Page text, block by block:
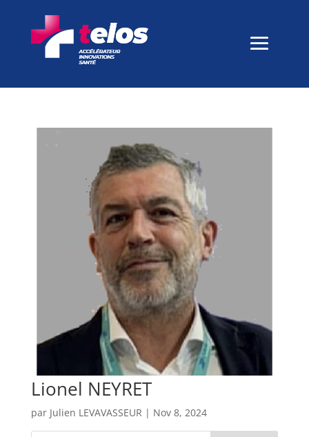
Lionel NEYRET
par Julien LEVAVASSEUR | Nov 8, 2024